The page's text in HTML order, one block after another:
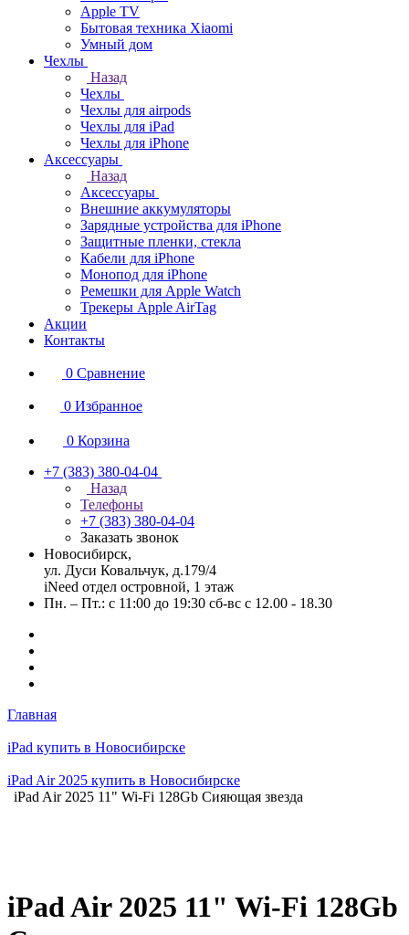
Apple TV
Бытовая техника Xiaomi
Умный дом
Чехлы
Назад
Чехлы
Чехлы для airpods
Чехлы для iPad
Чехлы для iPhone
Аксессуары
Назад
Аксессуары
Внешние аккумуляторы
Зарядные устройства для iPhone
Защитные пленки, стекла
Кабели для iPhone
Монопод для iPhone
Ремешки для Apple Watch
Трекеры Apple AirTag
Акции
Контакты
0 Сравнение
0 Избранное
0 Корзина
+7 (383) 380-04-04
Назад
Телефоны
+7 (383) 380-04-04
Заказать звонок
Новосибирск,
ул. Дуси Ковальчук, д.179/4
iNeed отдел островной, 1 этаж
Пн. – Пт.: с 11:00 до 19:30 сб-вс с 12.00 - 18.30
Главная
iPad купить в Новосибирске
iPad Air 2025 купить в Новосибирске
iPad Air 2025 11" Wi-Fi 128Gb Сияющая звезда
iPad Air 2025 11" Wi-Fi 128Gb